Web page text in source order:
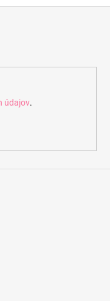
údajov.